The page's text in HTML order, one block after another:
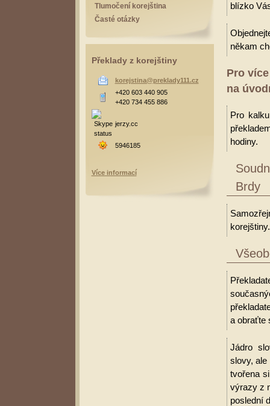
blízko
někam
Pro
na
Pro
hodiny.
Brdy
korejštiny.
a obraťte
Jádro
slovy, ale
tvořena
výrazy z
poslední
Tlumočení korejština
Časté otázky
Překlady z korejštiny
korejstina@preklady111.cz
+420 603 440 905
+420 734 455 886
jerzy.cc
5946185
Více informací